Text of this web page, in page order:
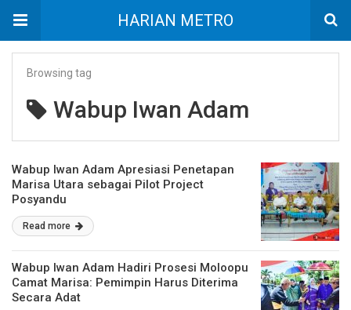
HARIAN METRO
Browsing tag
Wabup Iwan Adam
Wabup Iwan Adam Apresiasi Penetapan
Marisa Utara sebagai Pilot Project
Posyandu
Read more
Wabup Iwan Adam Hadiri Prosesi Moloopu
Camat Marisa: Pemimpin Harus Diterima
Secara Adat